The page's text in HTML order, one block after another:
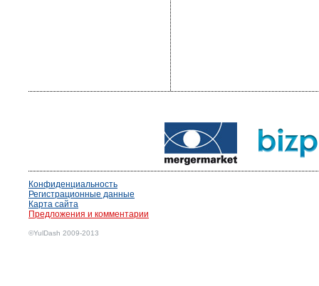
Конфиденциальность
Регистрационные данные
Карта сайта
Предложения и комментарии
©YulDash 2009-2013